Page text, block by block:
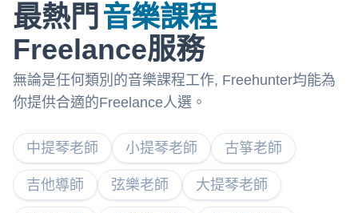
最熱門 音樂課程
Freelance服務
無論是任何類別的音樂課程工作, Freehunter均能為
你提供合適的Freelance人選。
中提琴老師 小提琴老師 古箏老師
吉他導師 弦樂老師 大提琴老師